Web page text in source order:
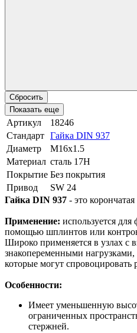
Сбросить
Показать еще
Артикул
18246
Стандарт Гайка DIN 937
Диаметр
М16х1.5
Материал сталь 17H
Покрытие Без покрытия
Привод
SW 24
Гайка DIN 937 - это
Применение: используется
помощью шплинтов или
Широко применяется в узлах с
знакопеременными
которые могут спровоцировать
Особенности:
Имеет уменьшенную
ограниченных
стержней.